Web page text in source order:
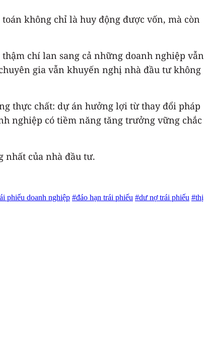
không chỉ là huy động được vốn, mà còn
chí lan sang cả những doanh nghiệp vẫn
gia vẫn khuyến nghị nhà đầu tư không
thực chất: dự án hưởng lợi từ thay đổi pháp
nghiệp có tiềm năng tăng trưởng vững chắc
nhất của nhà đầu tư.
phiếu doanh nghiệp #đáo hạn trái phiếu #dư nợ trái phiếu #thị